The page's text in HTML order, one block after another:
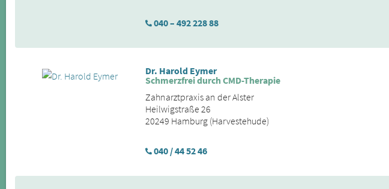
040 – 492 228 88
Dr. Harold Eymer
Schmerzfrei durch CMD-Therapie
Zahnarztpraxis an der Alster
Heilwigstraße 26
20249 Hamburg (Harvestehude)
040 / 44 52 46